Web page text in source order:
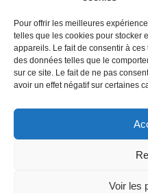
Pour offrir les meilleures
telles que les cookies pour stocker
appareils. Le fait de consentir à
des données telles que le
sur ce site. Le fait de ne pas
avoir un effet négatif sur certaines
Voir les
Hypnothérapeutes France
Hypnothérapeutes Suisse
Hypnothérapeutes Pays-Bas
Hypnothérapeutes Espagne
Hypnothérapeutes Egypte
Hypnothérapeutes Nicaragua